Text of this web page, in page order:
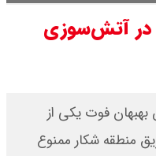
آتش‌سوزی
فوت یکی از
منطقه شکار ممنوع